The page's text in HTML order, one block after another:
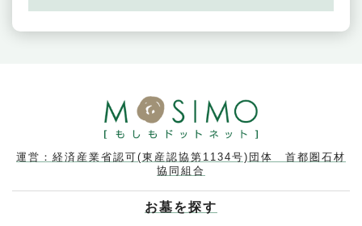
運営：経済産業省認可(東産認協第1134号)団体 首都圏石材
協同組合
お墓を探す